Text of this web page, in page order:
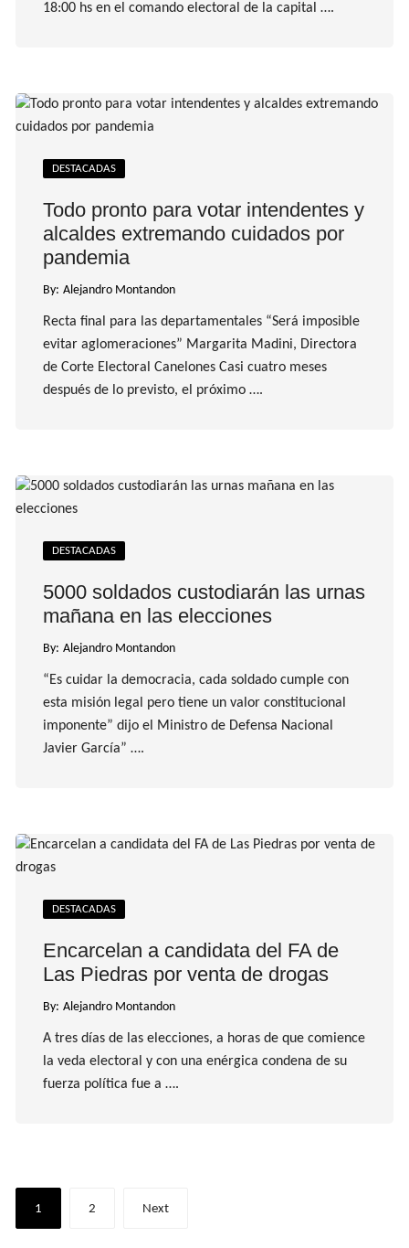
18:00 hs en el comando electoral de la capital ….
DESTACADAS
Todo pronto para votar intendentes y
alcaldes extremando cuidados por
pandemia
By: Alejandro Montandon
Recta final para las departamentales “Será imposible
evitar aglomeraciones” Margarita Madini, Directora
de Corte Electoral Canelones Casi cuatro meses
después de lo previsto, el próximo ….
DESTACADAS
5000 soldados custodiarán las urnas
mañana en las elecciones
By: Alejandro Montandon
“Es cuidar la democracia, cada soldado cumple con
esta misión legal pero tiene un valor constitucional
imponente” dijo el Ministro de Defensa Nacional
Javier García” ….
DESTACADAS
Encarcelan a candidata del FA de
Las Piedras por venta de drogas
By: Alejandro Montandon
A tres días de las elecciones, a horas de que comience
la veda electoral y con una enérgica condena de su
fuerza política fue a ….
Paginación
de
1 2 Next